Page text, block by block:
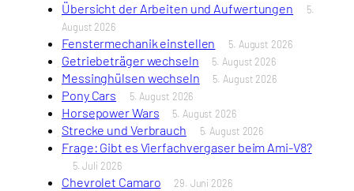
Übersicht der Arbeiten und Aufwertungen
5.
August 2026
Fenstermechanik einstellen 5. August 2026
Getriebeträger wechseln 5. August 2026
Messinghülsen wechseln 5. August 2026
Pony Cars 5. August 2026
Horsepower Wars 5. August 2026
Strecke und Verbrauch 5. August 2026
Frage: Gibt es Vierfachvergaser beim Ami-V8?
5. Juli 2026
Chevrolet Camaro 29. Juni 2026